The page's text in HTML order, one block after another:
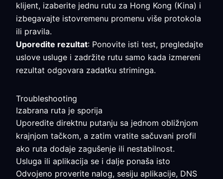
klijent, izaberite jednu rutu za Hong Kong (Kina) i
izbegavajte istovremenu promenu više protokola
ili pravila.
Uporedite rezultat: Ponovite isti test, pregledajte
uslove usluge i zadržite rutu samo kada izmereni
rezultat odgovara zadatku striminga.
Troubleshooting
Izabrana ruta je sporija
Uporedite direktnu putanju sa jednom obližnjom
krajnjom tačkom, a zatim vratite sačuvani profil
ako ruta dodaje zagušenje ili nestabilnost.
Usluga ili aplikacija se i dalje ponaša isto
Odvojeno proverite nalog, sesiju aplikacije, DNS